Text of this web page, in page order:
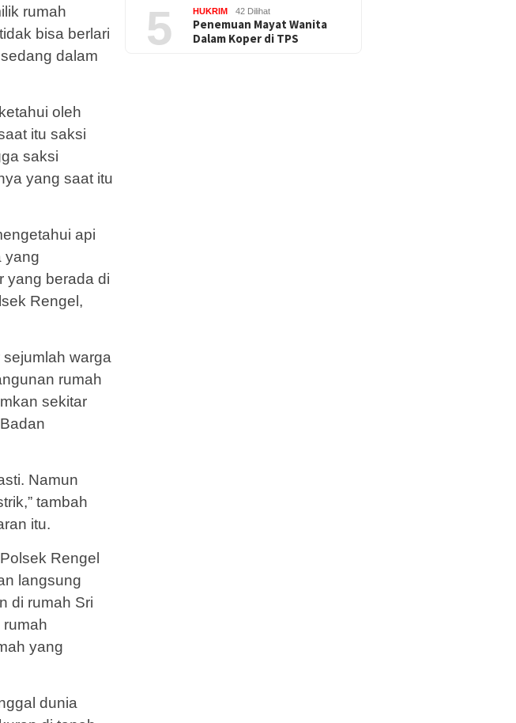
rumah
bisa berlari
dalam
oleh
itu saksi
saksi
yang saat itu
api
yang
yang berada di
Rengel,
warga
rumah
sekitar
Namun
tambah
itu.
Rengel
langsung
di rumah Sri
yang
dunia
5 HUKRIM 42 Dilihat
Penemuan Mayat Wanita
Dalam Koper di TPS